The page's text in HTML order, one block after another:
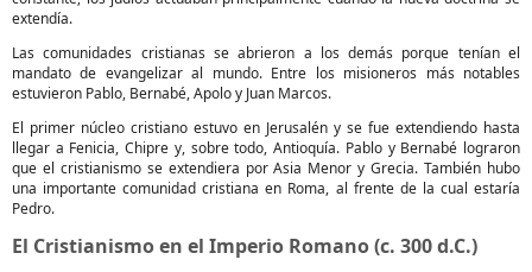
extendía.
Las comunidades cristianas se abrieron a los demás porque tenían el
mandato de evangelizar al mundo. Entre los misioneros más notables
estuvieron Pablo, Bernabé, Apolo y Juan Marcos.
El primer núcleo cristiano estuvo en Jerusalén y se fue extendiendo hasta
llegar a Fenicia, Chipre y, sobre todo, Antioquía. Pablo y Bernabé lograron
que el cristianismo se extendiera por Asia Menor y Grecia. También hubo
una importante comunidad cristiana en Roma, al frente de la cual estaría
Pedro.
El Cristianismo en el Imperio Romano (c. 300 d.C.)